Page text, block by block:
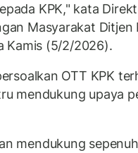
KPK," kata
Masyarakat Ditjen
Kamis (5/2/2026).
OTT KPK
mendukung upaya
mendukung